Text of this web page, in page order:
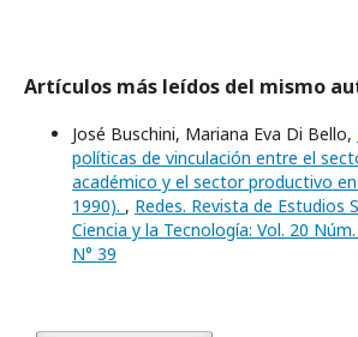
Artículos más leídos del mismo
José Buschini, Mariana Eva Di Bello,
políticas de vinculación entre el
académico y el sector productivo
1990). , Redes. Revista de Estudios
Ciencia y la Tecnología: Vol. 20
N° 39